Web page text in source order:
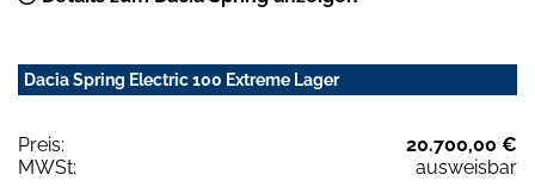
Dacia Spring Electric 100 Extreme Lager
Preis:
20.700,00 €
MWSt:
ausweisbar